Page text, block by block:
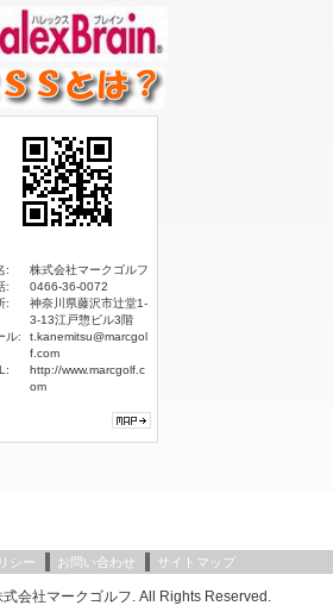
:
株式会社マークゴルフ
:
0466-36-0072
:
神奈川県藤沢市辻堂1-
3-13江戸惣ビル3階
ル:
t.kanemitsu@marcgol
f.com
http://www.marcgolf.c
om
シー お問い合わせ サイトマップ
会社マークゴルフ. All Rights Reserved.